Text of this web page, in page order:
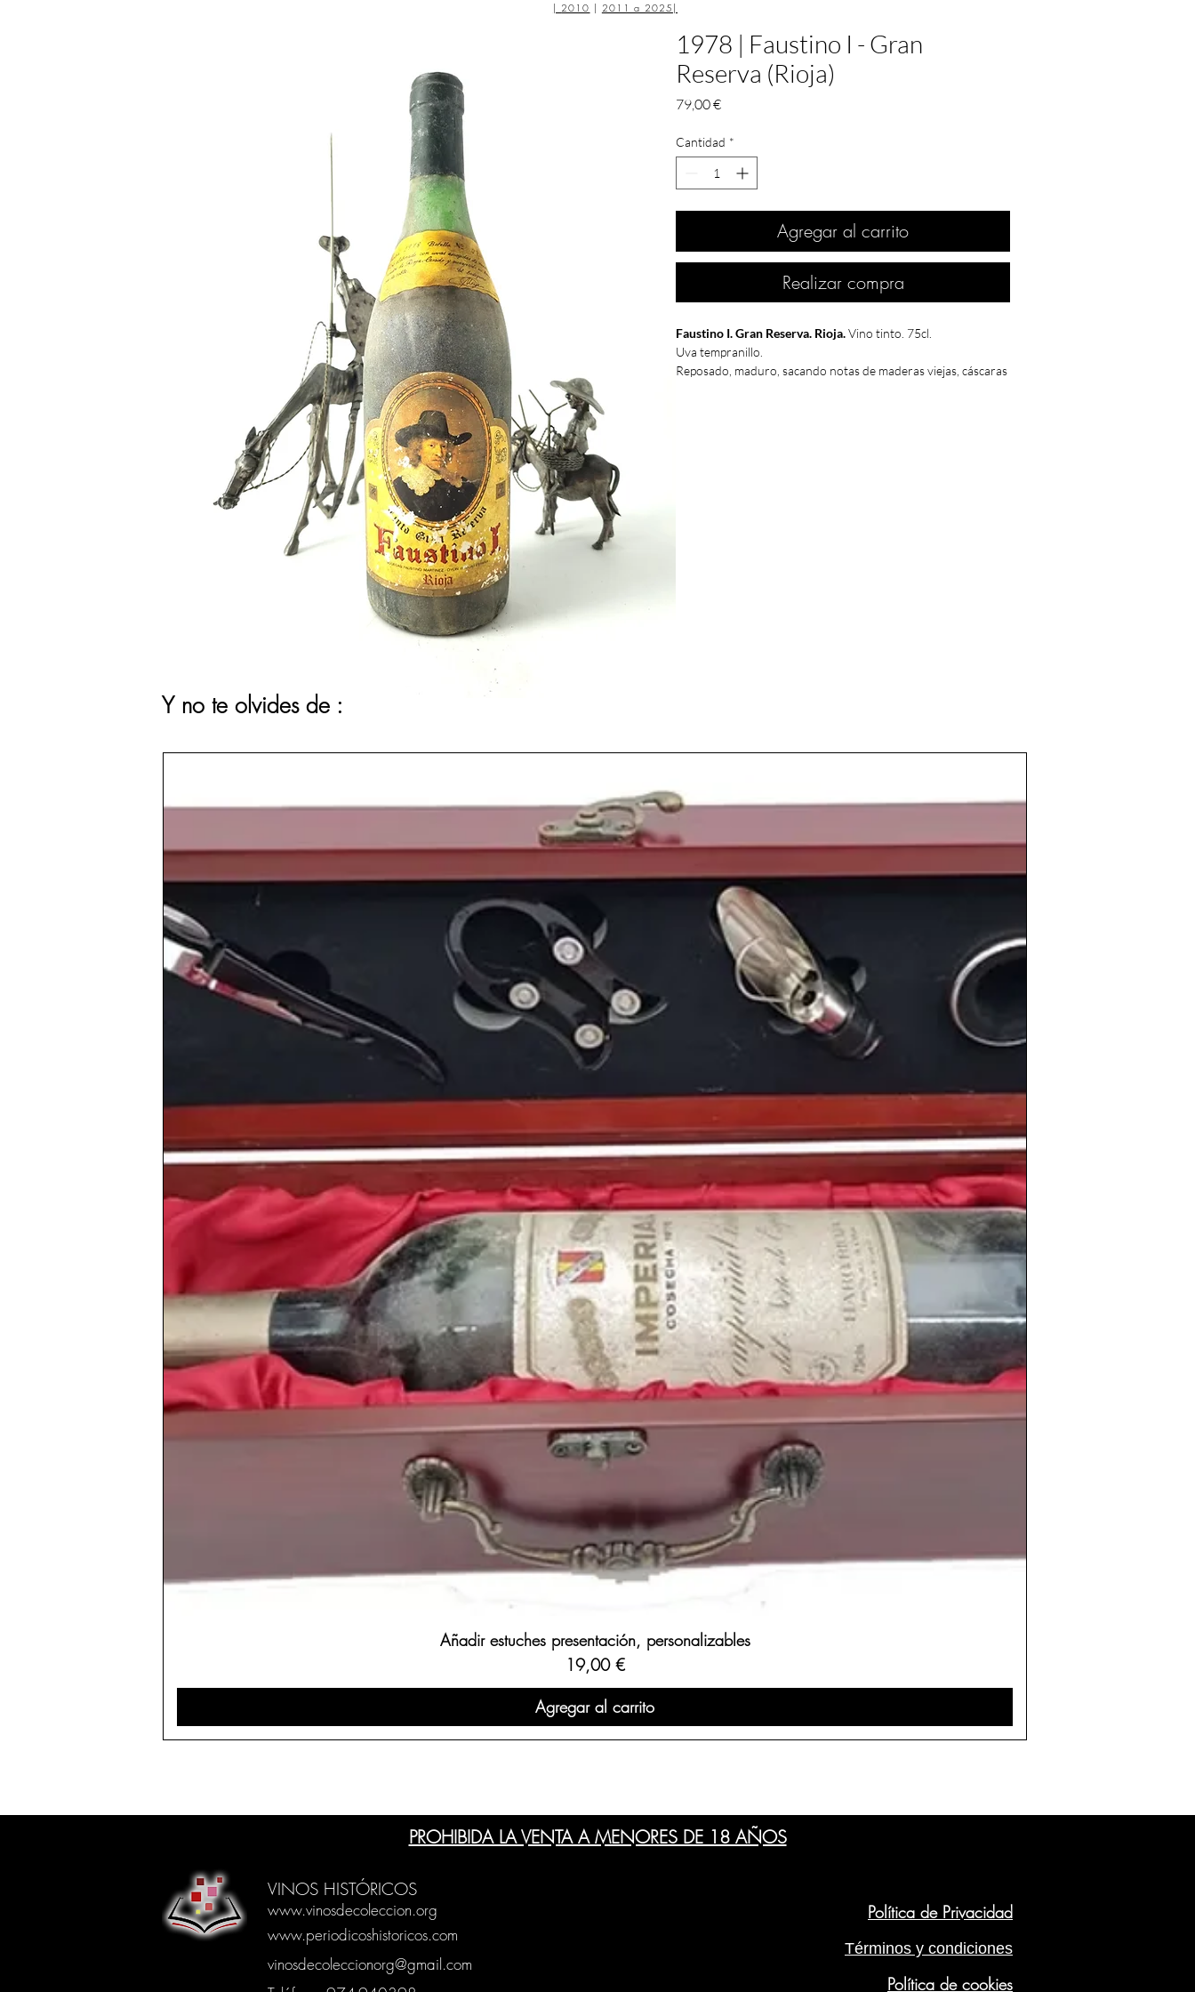
| 2010 | 2011 a 2025 |
1978 | Faustino I - Gran
Reserva (Rioja)
79,00 €Precio
Cantidad *
Agregar al carrito
Realizar compra
Faustino I. Gran Reserva. Rioja.Vino tinto. 75cl.
Uva tempranillo.
Reposado, maduro, sacando notas de maderas viejas, cáscaras
1978 fue también el año en el que la antiquísimabodega
Rodríguez La-Cave
En otro contexto fuera del mundo del vino, esteaño 1978es
recordado por diferentes acontecimientos como por ejemplo
por la declaración oficial de la
viruela. Un gran avance sanitario para la población mundial. O
por ser el año en el que en España
entra en la
Real Academia Española, siendo
la primera mujer que forma
parte de la RAE. O por ladespenalizados del adulterio y el
amancebamiento, que ya no serían considerados delitos a
partir de ese momento.
vió nacer a personas tan relevantes en sus campos
Fórmula 1Franck Montagny, el ciclista españolAntonio
españolJoan Capdevila Méndez, el actor
estadounidenseAshton Kutcher, la actríz y presentadora
puertorriqueñoLuis Fonsio el futbolista argentinoJuan
Román Riquelme.
Vinos antiguos españoles.
Puedes encontrar más información de losvinosde lacosecha
1978
y otros años en
nuestro blog: https://www.periodicoshistoricos.com/blog
Y no te olvides de :
Añadir estuches presentación, personalizables
Precio
19,00 €
Agregar al carrito
PROHIBIDA LA VENTA A MENORES DE 18 AÑOS
VINOS HISTÓRICOS
www.vinosdecoleccion.org
www.periodicoshistoricos.com
vinosdecoleccionorg@gmail.com
Política de Privacidad
Términos y condiciones
Política de cookies